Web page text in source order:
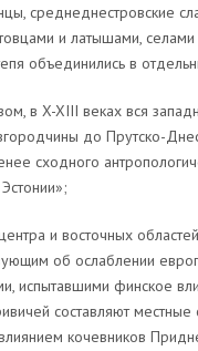
среднеднестровские
и латышами,
объединились в
в X-XIII веках вся
до Прутско-
сходного
и восточных
об ослаблении
испытавшими финское
составляют
кочевников